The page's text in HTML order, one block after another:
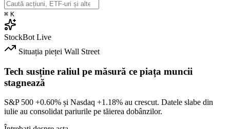
⌘ K
StockBot Live
Situația pieței Wall Street
Tech susține raliul pe măsură ce piața muncii
stagnează
S&P 500 +0.60% și Nasdaq +1.18% au crescut. Datele slabe din
iulie au consolidat pariurile pe tăierea dobânzilor.